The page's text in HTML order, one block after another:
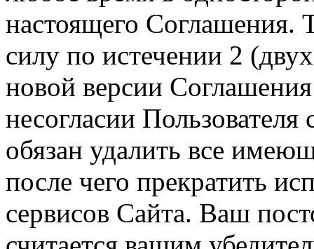
настоящего Соглашения.
силу по истечении 2
новой версии
несогласии
обязан удалить все
после чего прекратить
сервисов Сайта. Ваш